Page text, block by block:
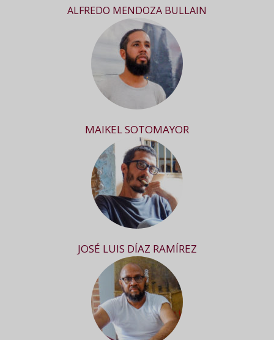
ALFREDO MENDOZA BULLAIN
MAIKEL SOTOMAYOR
JOSÉ LUIS DÍAZ RAMÍREZ